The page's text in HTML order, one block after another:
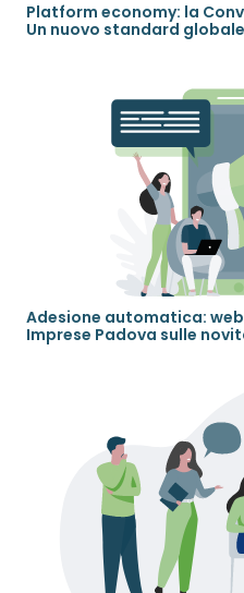
Platform economy: la
Un nuovo standard
Adesione automatica:
Imprese Padova sulle